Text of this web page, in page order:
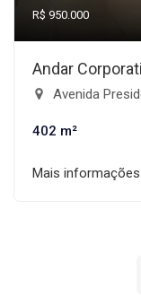
R$ 950.000
Andar
Avenida
402 m²
Mais informações